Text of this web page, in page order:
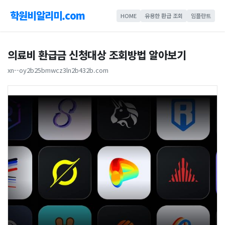
학원비알리미.com HOME 유용한 환급 조회 임플란트
의료비 환급금 신청대상 조회방법 알아보기
xn--oy2b25bmwcz3ln2b432b.com